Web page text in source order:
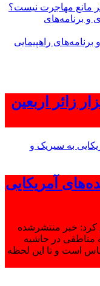
مانع مهاجرت نیست؟
راهپیمایی
اعزام ۲۱ هزار زائر اربعین
آمریکایی
کرد: خبر منتشرشده
مناطقی در حاشیه
است و تا این لحظه